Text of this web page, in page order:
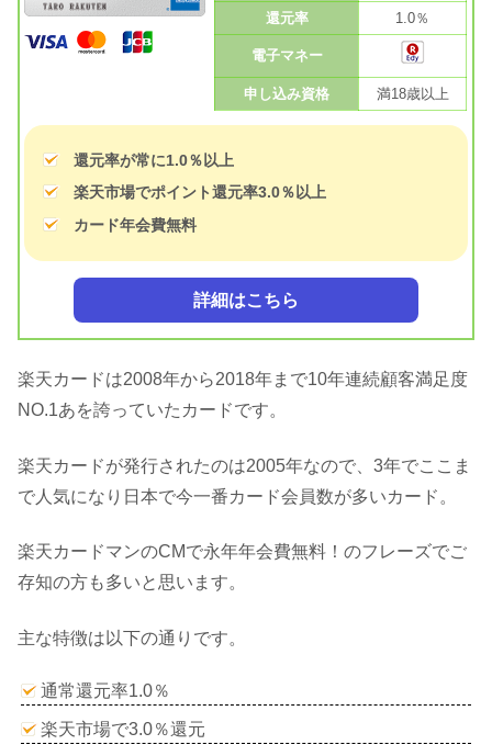
還元率
1.0％
電子マネー
申し込み資格 満18歳以上
還元率が常に1.0％以上
楽天市場でポイント還元率3.0％以上
カード年会費無料
詳細はこちら
楽天カードは2008年から2018年まで10年連続顧客満足度
NO.1あを誇っていたカードです。
楽天カードが発行されたのは2005年なので、3年でここま
で人気になり日本で今一番カード会員数が多いカード。
楽天カードマンのCMで永年年会費無料！のフレーズでご
存知の方も多いと思います。
主な特徴は以下の通りです。
通常還元率1.0％
楽天市場で3.0％還元